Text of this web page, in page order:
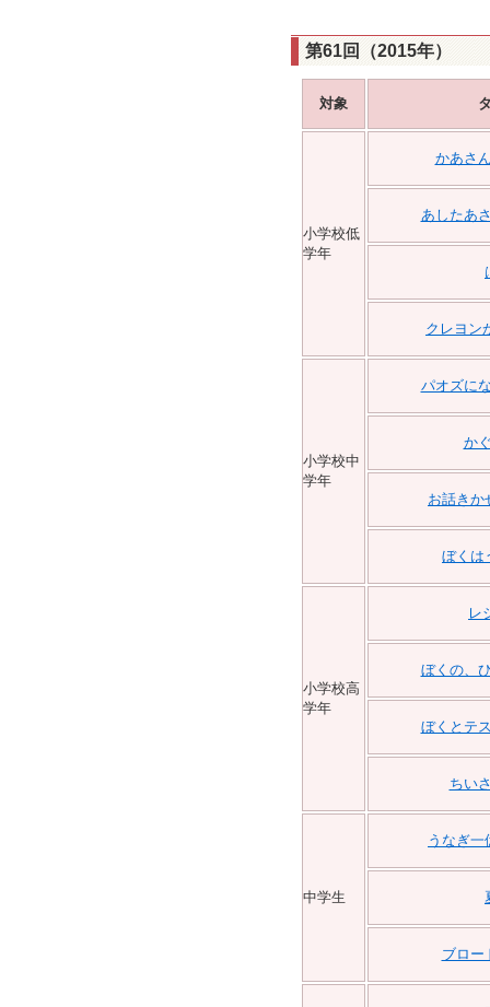
第61回（2015年）
対象
小学校低
学年
かあさ
あしたあ
クレヨン
小学校中
学年
パオズに
か
お話きか
ぼくは
小学校高
学年
レ
ぼくの、
ぼくとテ
ちい
中学生
うなぎ一
ブロー